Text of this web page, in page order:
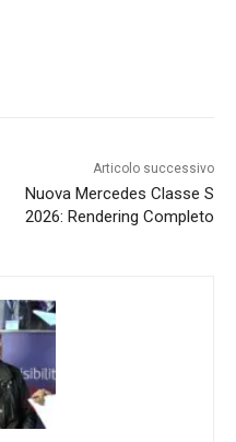
Articolo successivo
Nuova Mercedes Classe S
2026: Rendering Completo